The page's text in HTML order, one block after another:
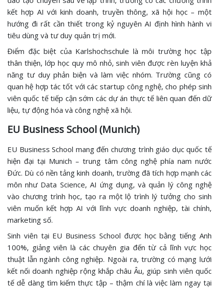
kết hợp AI với kinh doanh, truyền thông, xã hội học – một
hướng đi rất cần thiết trong kỷ nguyên AI định hình hành vi
tiêu dùng và tư duy quản trị mới.
Điểm đặc biệt của Karlshochschule là môi trường học tập
thân thiện, lớp học quy mô nhỏ, sinh viên được rèn luyện khả
năng tư duy phản biện và làm việc nhóm. Trường cũng có
quan hệ hợp tác tốt với các startup công nghệ, cho phép sinh
viên quốc tế tiếp cận sớm các dự án thực tế liên quan đến dữ
liệu, tự động hóa và công nghệ xã hội.
EU Business School (Munich)
EU Business School mang đến chương trình giáo dục quốc tế
hiện đại tại Munich – trung tâm công nghệ phía nam nước
Đức. Dù có nền tảng kinh doanh, trường đã tích hợp mạnh các
môn như Data Science, AI ứng dụng, và quản lý công nghệ
vào chương trình học, tạo ra một lộ trình lý tưởng cho sinh
viên muốn kết hợp AI với lĩnh vực doanh nghiệp, tài chính,
marketing số.
Sinh viên tại EU Business School được học bằng tiếng Anh
100%, giảng viên là các chuyên gia đến từ cả lĩnh vực học
thuật lẫn ngành công nghiệp. Ngoài ra, trường có mạng lưới
kết nối doanh nghiệp rộng khắp châu Âu, giúp sinh viên quốc
tế dễ dàng tìm kiếm thực tập – thậm chí là việc làm ngay tại